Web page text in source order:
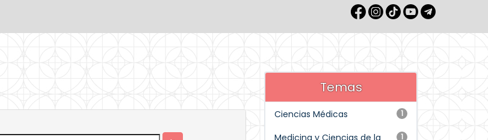
Temas
1
Ciencias Médicas
1
Medicina y Ciencias de la